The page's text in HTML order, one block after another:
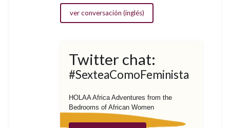
ver conversación (inglés)
Twitter chat:
#SexteaComoFeminista
HOLAA Africa Adventures from the
Bedrooms of African Women